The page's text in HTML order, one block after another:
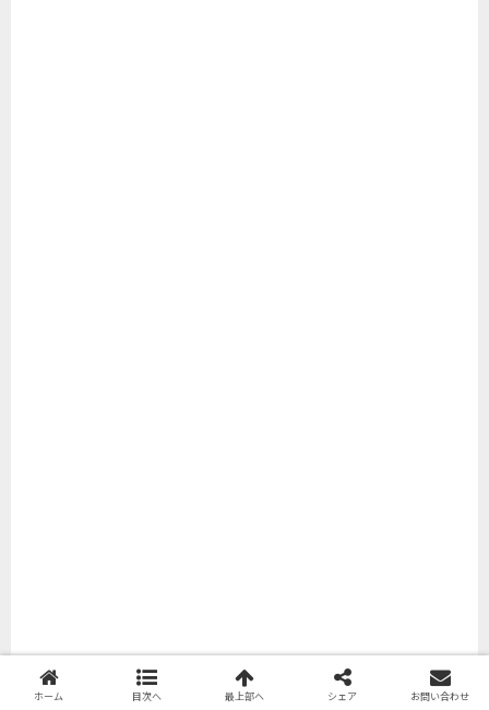
ホーム 目次へ 最上部へ シェア お問い合わせ